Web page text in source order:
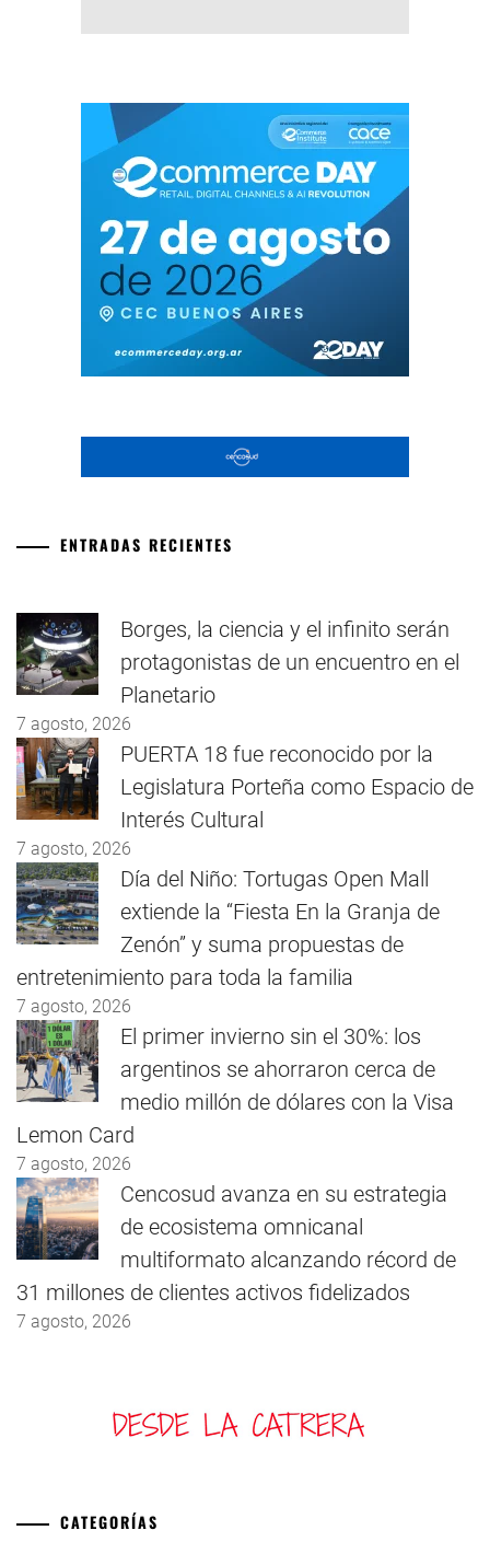
ENTRADAS RECIENTES
Borges, la ciencia y el infinito serán
protagonistas de un encuentro en el
Planetario
7 agosto, 2026
PUERTA 18 fue reconocido por la
Legislatura Porteña como Espacio de
Interés Cultural
7 agosto, 2026
Día del Niño: Tortugas Open Mall
extiende la “Fiesta En la Granja de
Zenón” y suma propuestas de
entretenimiento para toda la familia
7 agosto, 2026
El primer invierno sin el 30%: los
argentinos se ahorraron cerca de
medio millón de dólares con la Visa
Lemon Card
7 agosto, 2026
Cencosud avanza en su estrategia
de ecosistema omnicanal
multiformato alcanzando récord de
31 millones de clientes activos fidelizados
7 agosto, 2026
CATEGORÍAS